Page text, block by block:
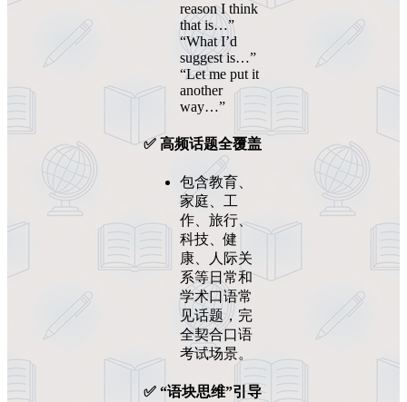
reason I think
that is…”
“What I’d
suggest is…”
“Let me put it
another
way…”
✅ 高频话题全覆盖
包含教育、
家庭、工
作、旅行、
科技、健
康、人际关
系等日常和
学术口语常
见话题，完
全契合口语
考试场景。
✅ “语块思维”引导